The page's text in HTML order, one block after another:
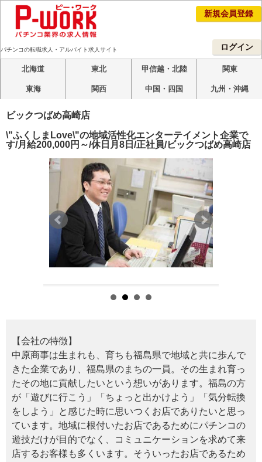
新規会員登録
ログイン
パチンコの転職求人・アルバイト求人サイト
北海道 東北 甲信越・北陸 関東
東海 関西 中国・四国 九州・沖縄
ビックつばめ高崎店
\"ふくしまLove\"の地域活性化エンターテイメント企業で
す/月給200,000円～/休日月8日/正社員/ビックつばめ高崎店
【会社の特徴】
中原商事は生まれも、育ちも福島県で地域と共に歩んで
きた企業であり、福島県のまちの一員。その生まれ育っ
たその地に貢献したいという想いがあります。福島の方
が「遊びに行こう」「ちょっと出かけよう」「気分転換
をしよう」と感じた時に思いつくお店でありたいと思っ
ています。地域に根付いたお店であるためにパチンコの
遊技だけが目的でなく、コミュニケーションを求めて来
店するお客様も多くいます。そういったお店であるため